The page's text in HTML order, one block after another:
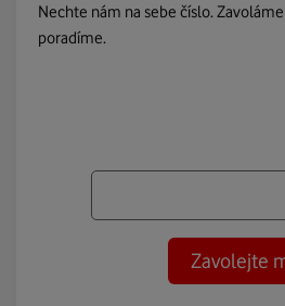
Nechte nám na sebe číslo.
poradíme.
Zavolejte